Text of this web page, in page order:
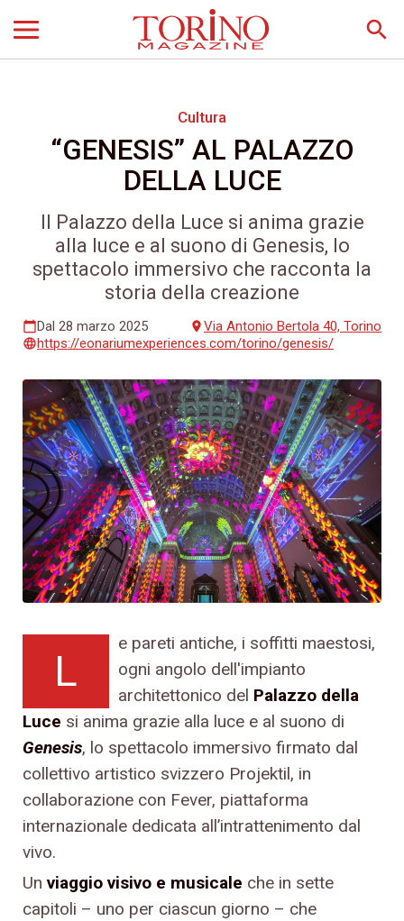
search
Cultura
“GENESIS” AL PALAZZO
DELLA LUCE
Il Palazzo della Luce si anima grazie
alla luce e al suono di Genesis, lo
spettacolo immersivo che racconta la
storia della creazione
calendar_todayDal 28 marzo 2025 placeVia Antonio Bertola 40, Torino
languagehttps://eonariumexperiences.com/torino/genesis/
L
e pareti antiche, i soffitti maestosi,
ogni angolo dell'impianto
architettonico del Palazzo della
Luce si anima grazie alla luce e al suono di
Genesis, lo spettacolo immersivo firmato dal
collettivo artistico svizzero Projektil, in
collaborazione con Fever, piattaforma
internazionale dedicata all’intrattenimento dal
vivo.
Un viaggio visivo e musicale che in sette
capitoli – uno per ciascun giorno – che